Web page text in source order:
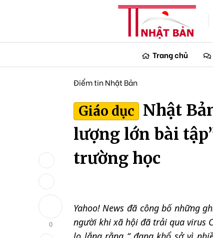
Trang chủ
0
Điểm tin Nhật Bản
Giáo dục
Nhật
lượng lớn bài
trường học
Yahoo! News đã công bố những
người khi xã hội đã trải qua virus